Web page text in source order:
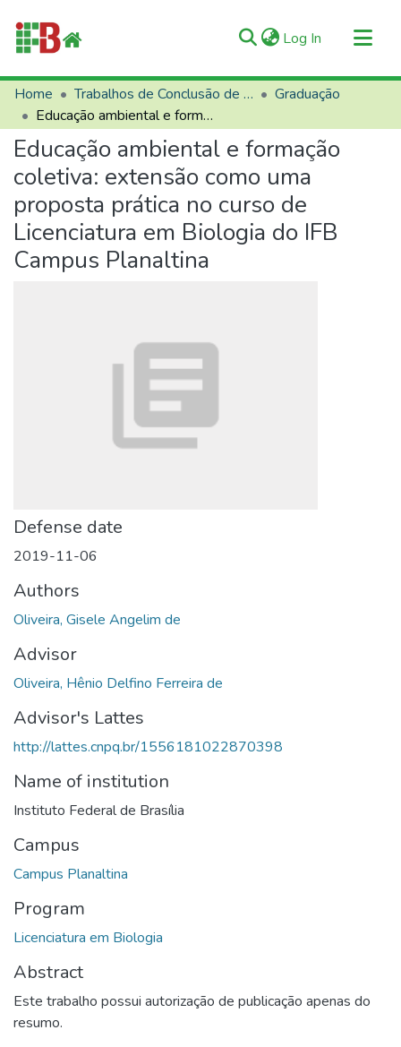
Log In (current)
Communities & Collections
All of RIIFB
Manuals and Terms
Statistics
About RIIFB
Help
Contacts
Home Trabalhos de Conclusão de Curso (TCCs)
Graduação
Educação ambiental e formação coletiva: extensão como uma proposta prática no curso de Licenciatura em Biologia do IFB Campus Planaltina
Educação ambiental e formação
coletiva: extensão como uma
proposta prática no curso de
Licenciatura em Biologia do IFB
Campus Planaltina
Defense date
2019-11-06
Authors
Oliveira, Gisele Angelim de
Advisor
Oliveira, Hênio Delfino Ferreira de
Advisor's Lattes
http://lattes.cnpq.br/1556181022870398
Name of institution
Instituto Federal de Brasília
Campus
Campus Planaltina
Program
Licenciatura em Biologia
Abstract
Este trabalho possui autorização de publicação apenas do
resumo.